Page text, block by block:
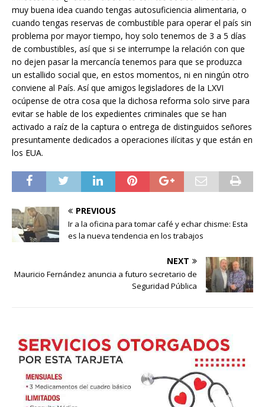
muy buena idea cuando tengas autosuficiencia alimentaria, o
cuando tengas reservas de combustible para operar el país sin
problema por mayor tiempo, hoy solo tenemos de 3 a 5 días
de combustibles, así que si se interrumpe la relación con que
no dejen pasar la mercancía tenemos para que se produzca
un estallido social que, en estos momentos, ni en ningún otro
conviene al País. Así que amigos legisladores de la LXVI
ocúpense de otra cosa que la dichosa reforma solo sirve para
evitar se hable de los expedientes criminales que se han
activado a raíz de la captura o entrega de distinguidos señores
presuntamente dedicados a operaciones ilícitas y que están en
los EUA.
PREVIOUS
Ir a la oficina para tomar café y echar chisme: Esta
es la nueva tendencia en los trabajos
NEXT
Mauricio Fernández anuncia a futuro secretario de
Seguridad Pública